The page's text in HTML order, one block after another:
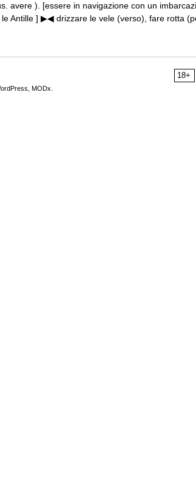
avere ). [essere in navigazione con un
Antille ] ▶◀ drizzare le vele (verso), fare rotta
18+
MODx.